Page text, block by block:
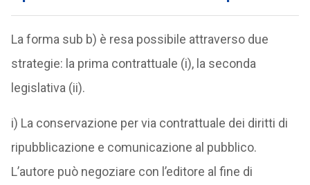
La forma sub b) è resa possibile attraverso due
strategie: la prima contrattuale (i), la seconda
legislativa (ii).
i) La conservazione per via contrattuale dei diritti di
ripubblicazione e comunicazione al pubblico.
L’autore può negoziare con l’editore al fine di